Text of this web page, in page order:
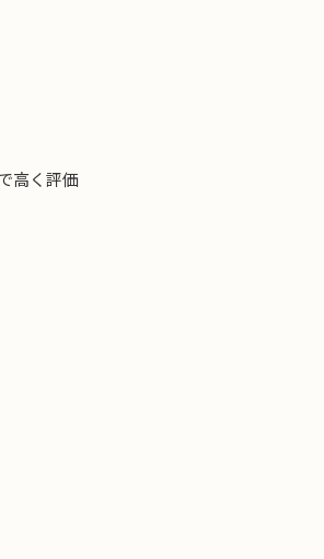
高く評価